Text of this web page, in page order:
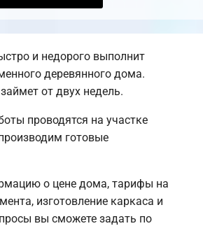
и недорого выполнит
деревянного дома.
от двух недель.
проводятся на участке
готовые
о цене дома, тарифы на
изготовление каркаса и
вы сможете задать по